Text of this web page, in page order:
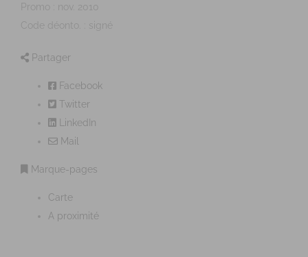
Promo : nov. 2010
Code déonto. : signé
Partager
Facebook
Twitter
LinkedIn
Mail
Marque-pages
Carte
A proximité